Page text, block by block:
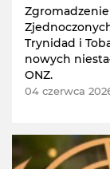
Trynidad i
nowych
ONZ.
04 czerwca